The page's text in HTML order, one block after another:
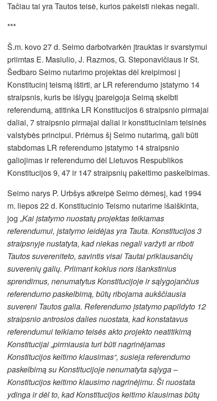
Tačiau tai yra Tautos teisė, kurios pakeisti niekas negali.
***
Š.m. kovo 27 d. Seimo darbotvarkėn įtrauktas ir svarstymui
priimtas E. Masiulio, J. Razmos, G. Steponavičiaus ir St.
Šedbaro Seimo nutarimo projektas dėl kreipimosi į
Konstitucinį teismą ištirti, ar LR referendumo įstatymo 14
straipsnis, kuris be išlygų įpareigoja Seimą skelbti
referendumą, atitinka LR Konstitucijos 6 straipsnio pirmajai
daliai, 7 straipsnio pirmajai daliai ir konstituciniam teisinės
valstybės principui. Priėmus šį Seimo nutarimą, gali būti
stabdomas LR referendumo įstatymo 14 straipsnio
galiojimas ir referendumodėl Lietuvos Respublikos
Konstitucijos 9, 47 ir 147 straipsnių pakeitimo paskelbimas.
Seimo narys P. Urbšys atkreipė Seimo dėmesį, kad 1994
m. liepos 22 d. Konstitucinio Teismo nutarime išaiškinta,
jog „Kai įstatymo nuostatų projektas teikiamas
referendumui, įstatymo leidėjas yra Tauta. Konstitucijos 3
straipsnyje nustatyta, kad niekas negali varžyti ar riboti
Tautos suvereniteto, savintis visai Tautai priklausančių
suverenių galių. Priimant kokius nors išankstinius
sprendimus, nenumatytus Konstitucijoje ir sąlygojančius
referendumo paskelbimą, būtų ribojama aukščiausia
suvereni Tautos galia. Referendumo įstatymo papildyto 12
straipsnio antrosios dalies nuostata, kad konstatavus
referendumui teikiamo teisės akto projekto neatitikimą
Konstitucijai „pirmiausia turi būti nagrinėjamas
Konstitucijos keitimo klausimas“, susieja referendumo
paskelbimą su Konstitucijoje nenumatyta sąlyga –
Konstitucijos keitimo klausimo nagrinėjimu. Ši nuostata
ydinga ir dėl to, kad Konstitucijos keitimo klausimas būtų